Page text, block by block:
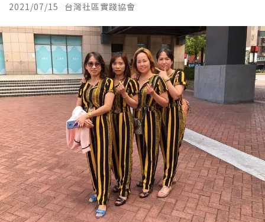
2021/07/15 台灣社區實踐協會